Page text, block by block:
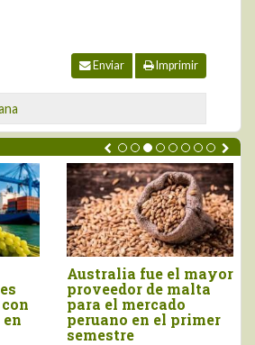
Enviar Imprimir
fue el mayor
de malta
mercado
en el primer
tradicionales
a Estados
cayeron en